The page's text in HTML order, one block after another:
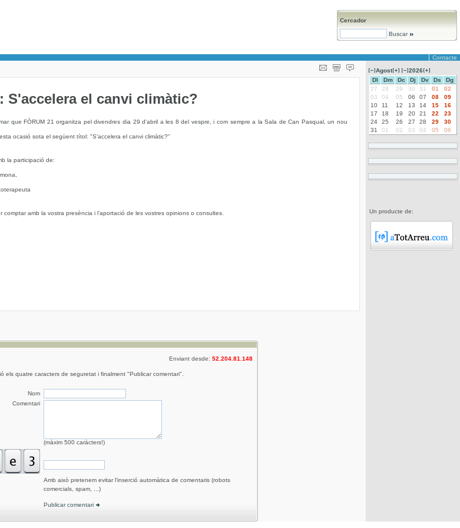
Cercador
Buscar
Contacte
S'accelera el canvi climàtic?
que FÒRUM 21 organitza pel divendres dia 29 d'abril a les 8 del vespre, i com sempre a la Sala de Can Pasqual, un nou
ocasió sota el següent títol: "S'accelera el canvi climàtic?"
la participació de:
comptar amb la vostra presència i l'aportació de les vostres opinions o consultes.
Enviant desde: 52.204.81.148
els quatre caracters de seguretat i finalment "Publicar comentari".
Nom
Comentari
(màxim 500 caràcters!)
Amb això pretenem evitar l'inserció automàtica de comentaris (robots
comercials, spam, ...)
Publicar comentari
Agost
2026
Dl
Dm Dc Dj Dv Ds
Dg
27
28 29 30 31 01
02
03
04 05 06 07 08
09
10
11 12 13 14 15
16
17
18 19 20 21 22
23
24
25 26 27 28 29
30
31
01 02 03 04 05 06
Un producte de: